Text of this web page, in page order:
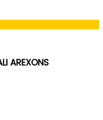
AREXONS